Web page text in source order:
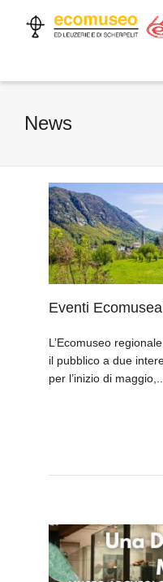
News
Eventi
L’Ecomuseo
il pubblico a due
per l’inizio di maggio,...